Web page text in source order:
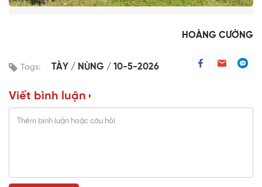
HOÀNG CƯỜNG
Tags: TÀY NÙNG 10-5-2026
Viết bình luận